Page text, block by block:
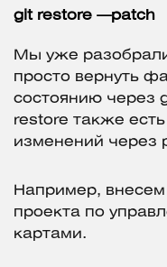
git restore —patch
Мы уже
просто вернуть
состоянию через
restore также
изменений через
Например,
проекта по
картами.